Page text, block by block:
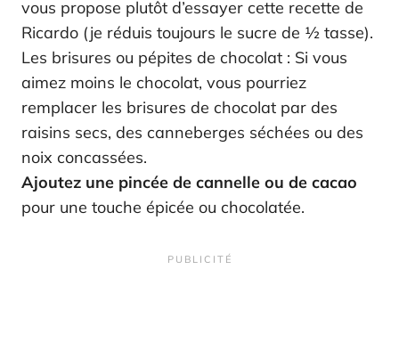
vous propose plutôt d’essayer cette recette de
Ricardo (je réduis toujours le sucre de ½ tasse).
Les brisures ou pépites de chocolat : Si vous
aimez moins le chocolat, vous pourriez
remplacer les brisures de chocolat par des
raisins secs, des canneberges séchées ou des
noix concassées.
Ajoutez une pincée de cannelle ou de cacao
pour une touche épicée ou chocolatée.